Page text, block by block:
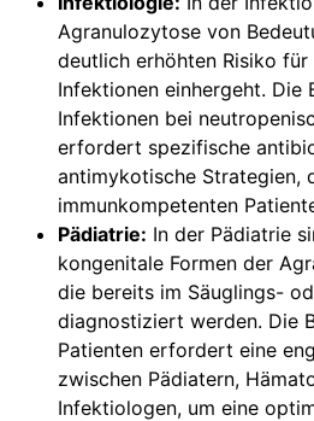
Agranulozytose von
deutlich erhöhten Risiko
Infektionen einhergeht. Die
Infektionen bei
erfordert spezifische
antimykotische Strategien,
immunkompetenten
Pädiatrie: In der Pädiatrie
kongenitale Formen der
die bereits im Säuglings-
diagnostiziert werden. Die
Patienten erfordert eine
zwischen Pädiatern,
Infektiologen, um eine